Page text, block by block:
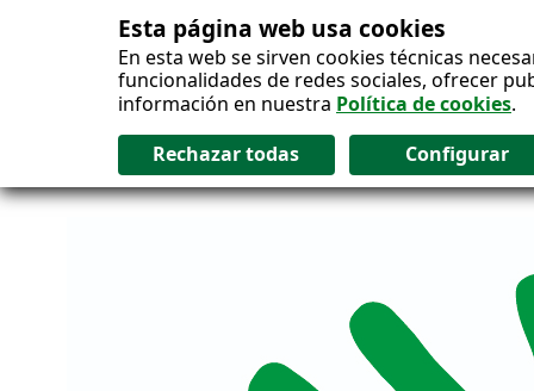
Esta página web usa cookies
En esta web se sirven cookies técnicas
funcionalidades de redes sociales, ofrecer
información en nuestra Política de cookies.
Salto al contenido